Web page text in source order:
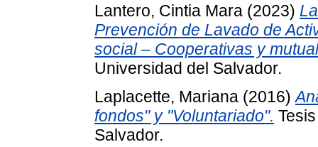
Lantero, Cintia Mara (2023)
Prevención de Lavado de
social – Cooperativas y
Universidad del Salvador.
Laplacette, Mariana (2016)
fondos" y "Voluntariado".
Salvador.